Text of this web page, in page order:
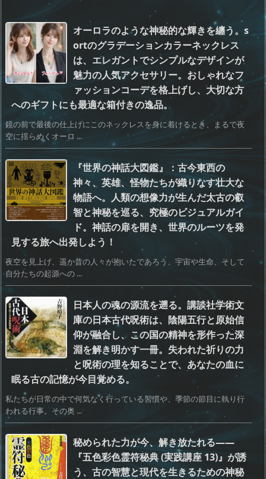
オーロラのような神秘的な輝きを纏う。s
ortのグラデーションカラーネックレス
は、エレガントでシンプルなデザインが
魅力の人気アクセサリー。おしゃれなフ
ァッションコーデを格上げし、大切な方
へのギフトにも最適な箱付きの逸品。
鏡の前で最後の仕上げにこのネックレスを身に着けるとき、まるで夜
空に揺らめくオーロ ...
『世界の神話大図鑑』：古今東西の
神々、英雄、怪物たちが織りなす壮大な
物語へ。人類の想像力が生んだ太古の叡
智と神秘を巡る、究極のビジュアルガイ
ド。神話の扉を開き、世界のルーツを発
見する旅へ出発しよう！
夜空を見上げ、遥か昔の人々が抱いたであろう、宇宙や生命、そして
自分たちの起源への ...
日本人の魂の源流を遡る。講談社学術文
庫の日本古代呪術は、陰陽五行と原始信
仰が融合し、この国の精神を形作った深
淵を解き明かす一冊。失われた祈りの力
と呪術の理を知ることで、あなたの血に
眠る古の記憶が今目覚める。
私たちが日常の中で何気なく行っている習慣や、季節の節目に執り行
われる行事。その奥 ...
秘められた力が今、解き放たれる――
『五色彩色霊符秘典 (実践講座 13)』が誘
う、古の智慧と現代を生きるための神秘